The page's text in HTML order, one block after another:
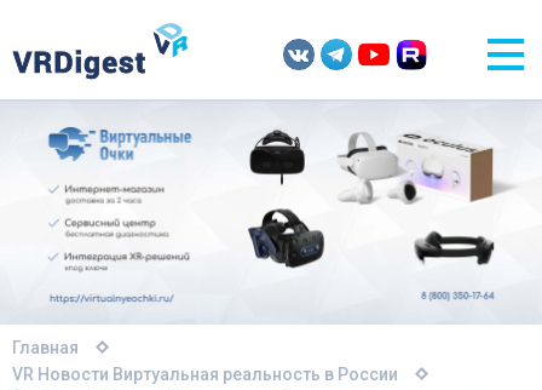
Главная
VR Новости Виртуальная реальность в России